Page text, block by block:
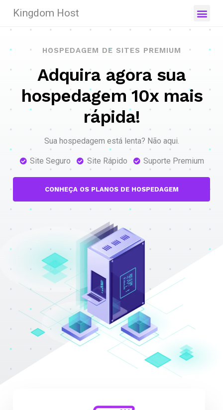
Kingdom Host
HOSPEDAGEM DE SITES PREMIUM
Adquira agora sua
hospedagem 10x mais
rápida!
Sua hospedagem está lenta? Não aqui.
Site Seguro Site Rápido Suporte Premium
CONHEÇA OS PLANOS DE HOSPEDAGEM